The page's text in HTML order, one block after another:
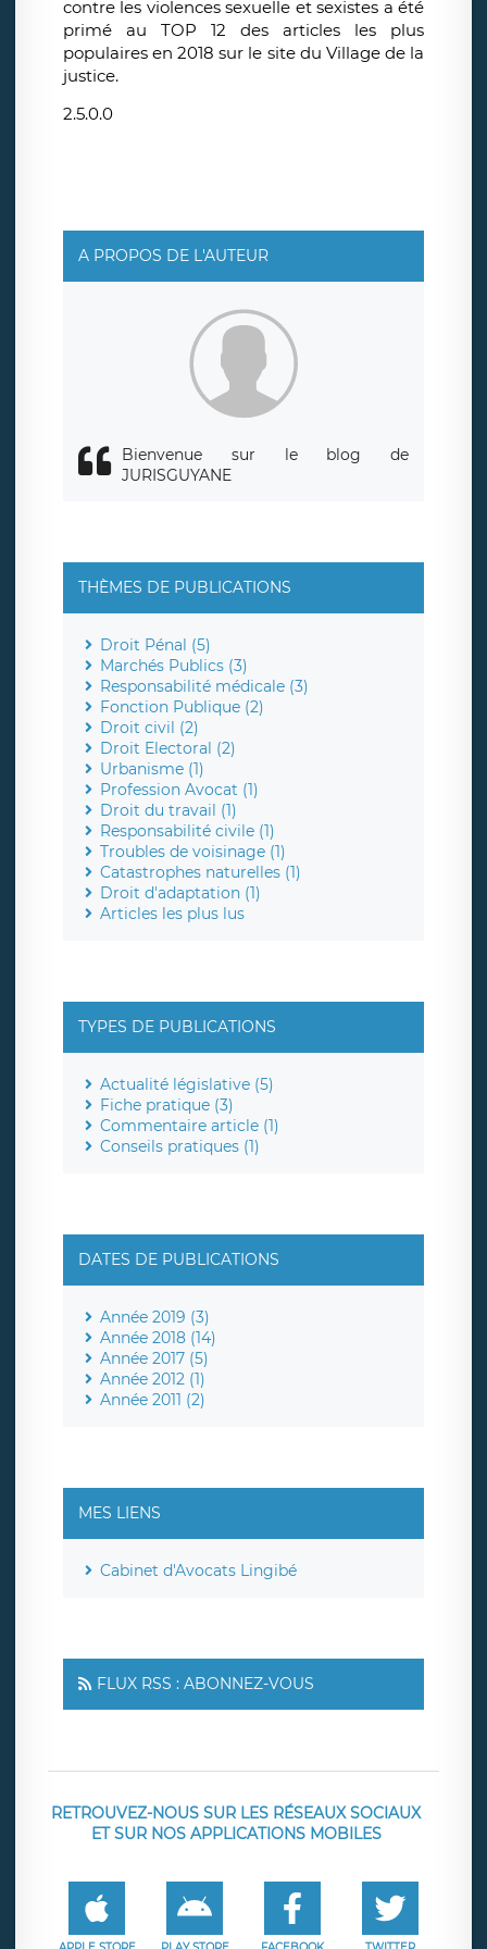
contre les violences sexuelle et sexistes a été
primé au TOP 12 des articles les plus
populaires en 2018 sur le site du Village de la
justice.
2.5.0.0
A PROPOS DE L'AUTEUR
Bienvenue sur le blog de
JURISGUYANE
THÈMES DE PUBLICATIONS
Droit Pénal (5)
Marchés Publics (3)
Responsabilité médicale (3)
Fonction Publique (2)
Droit civil (2)
Droit Electoral (2)
Urbanisme (1)
Profession Avocat (1)
Droit du travail (1)
Responsabilité civile (1)
Troubles de voisinage (1)
Catastrophes naturelles (1)
Droit d'adaptation (1)
Articles les plus lus
TYPES DE PUBLICATIONS
Actualité législative (5)
Fiche pratique (3)
Commentaire article (1)
Conseils pratiques (1)
DATES DE PUBLICATIONS
Année 2019 (3)
Année 2018 (14)
Année 2017 (5)
Année 2012 (1)
Année 2011 (2)
MES LIENS
Cabinet d'Avocats Lingibé
FLUX RSS : ABONNEZ-VOUS
RETROUVEZ-NOUS SUR LES RÉSEAUX SOCIAUX
ET SUR NOS APPLICATIONS MOBILES